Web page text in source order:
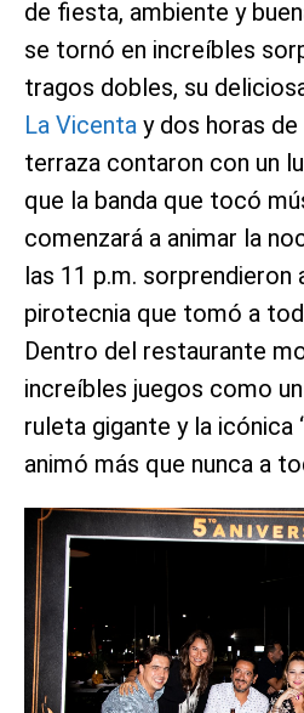
de fiesta, ambiente y
se tornó en increíbles
tragos dobles, su
La Vicenta y dos horas de
terraza contaron con un
que la banda que tocó
comenzará a animar la
las 11 p.m.
pirotecnia que tomó a
Dentro del restaurante
increíbles juegos como
ruleta gigante y la icónica
animó más que nunca a